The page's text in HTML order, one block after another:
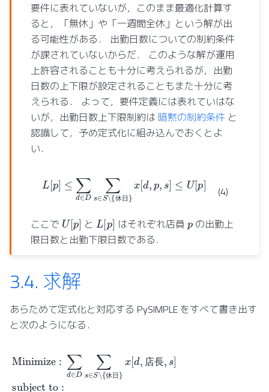
要件に表れていないが，このまま最適化計算す
ると，「無休」や「一週間全休」という解が出
る可能性がある． 出勤日数についての制約条件
が課されていないからだ． このような解が運用
上許容されることも十分に考えられるが，出勤
日数の上下限が設定されることもまた十分に考
えられる． よって，要件定義には表れていはな
いが，出勤日数上下限制約は 暗黙の制約条件 と
認識して，予め定式化に組み込んでおくとよ
い．
(4)
L[p ≤ ∑d∈D ∈S∖ 日} p s]≤U p
ここで U[p] とL[p] はそれぞれ店員 pの出勤上
限日数と出勤下限日数である．
3.4. 求解
あらためて定式化と対応する PySIMPLE をすべて書き出す
と次のようになる．
休 日
店 長
Minimize d∈D ∈ S {休日 }x
長,s subject to:∑ ∈Sx[ ] = ,∑p∈ Px
勤 , 夜勤 [d,店 長,s]+ 副 店,s]≤ ,s
勤 }, ≤∑d D∑s∈ {休 日}x ,p